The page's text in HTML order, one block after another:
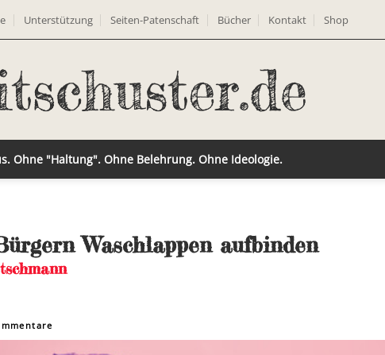
Unterstützung Seiten-Patenschaft Bücher Kontakt Shop
Ohne "Haltung". Ohne Belehrung. Ohne Ideologie.
Waschlappen aufbinden